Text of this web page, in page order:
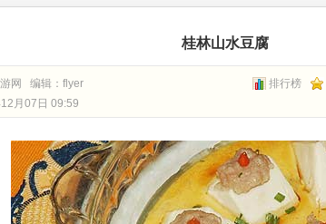
桂林山水豆腐
排行榜
网 编辑： flyer
月07日 09:59